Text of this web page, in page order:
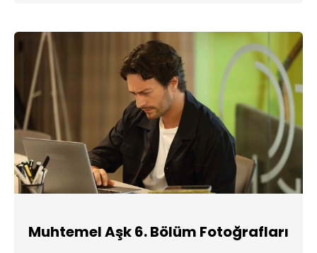
Muhtemel Aşk 6. Bölüm Fotoğrafları